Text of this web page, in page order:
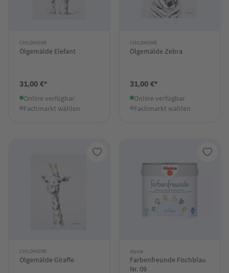
CHILDHOME
Ölgemälde Elefant
31,00 €*
Online verfügbar
Fachmarkt wählen
CHILDHOME
Ölgemälde Zebra
31,00 €*
Online verfügbar
Fachmarkt wählen
CHILDHOME
Ölgemälde Giraffe
Alpina
Farbenfreunde Fischblau
Nr. 09